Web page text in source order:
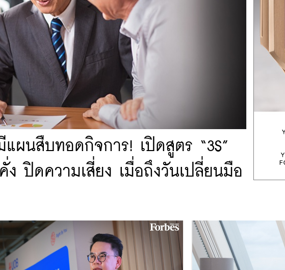
แผนสืบทอดกิจการ! เปิดสูตร “3S”
ปิดความเสี่ยง เมื่อถึงวันเปลี่ยนมือ